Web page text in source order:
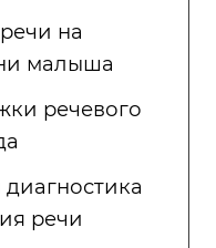
на
малыша
речевого
речи